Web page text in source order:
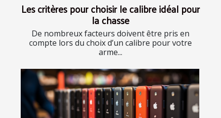
Les critères pour choisir le calibre idéal pour
la chasse
De nombreux facteurs doivent être pris en
compte lors du choix d’un calibre pour votre
arme...